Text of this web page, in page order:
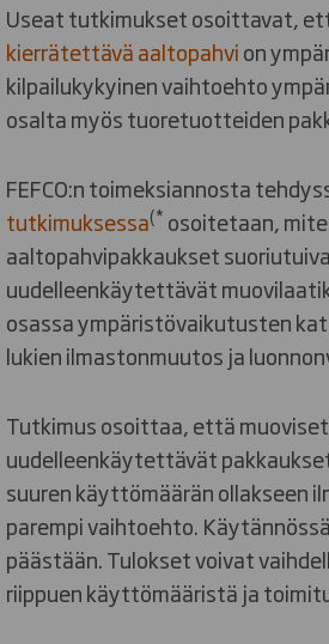
Useat tutkimukset osoittavat,
kierrätettävä aaltopahvion
kilpailukykyinen vaihtoehto
osalta myös tuoretuotteiden
FEFCO:n toimeksiannosta
tutkimuksessa(* osoitetaan,
aaltopahvipakkaukset
uudelleenkäytettävät
osassa ympäristövaikutusten
lukien ilmastonmuutos ja
Tutkimus osoittaa, että muoviset
uudelleenkäytettävät
suuren käyttömäärän ollakseen
parempi vaihtoehto.
päästään. Tulokset voivat
riippuen käyttömääristä ja